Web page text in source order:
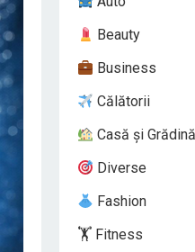
Beauty
Business
Călătorii
Casă și Grădină
Diverse
Fashion
🏋️ Fitness